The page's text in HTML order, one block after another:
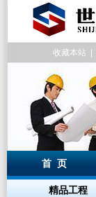
收藏本站
首 页
精品工程